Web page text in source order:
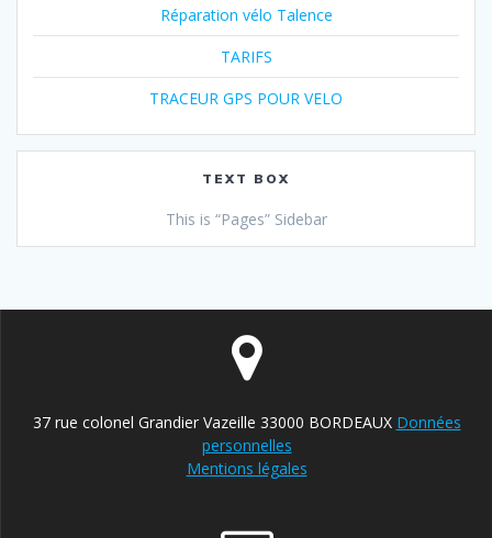
Réparation vélo Talence
TARIFS
TRACEUR GPS POUR VELO
TEXT BOX
This is “Pages” Sidebar
37 rue colonel Grandier Vazeille 33000 BORDEAUX Données
personnelles
Mentions légales